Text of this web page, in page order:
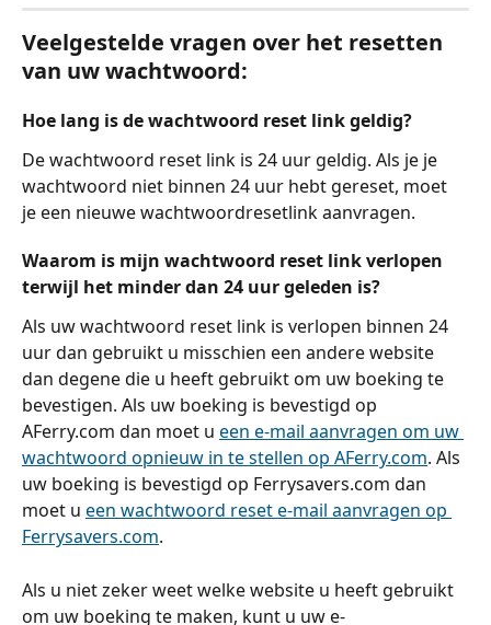
Veelgestelde vragen over het resetten
van uw wachtwoord:
Hoe lang is de wachtwoord reset link geldig?
De wachtwoord reset link is 24 uur geldig. Als je je
wachtwoord niet binnen 24 uur hebt gereset, moet
je een nieuwe wachtwoordresetlink aanvragen.
Waarom is mijn wachtwoord reset link verlopen
terwijl het minder dan 24 uur geleden is?
Als uw wachtwoord reset link is verlopen binnen 24
uur dan gebruikt u misschien een andere website
dan degene die u heeft gebruikt om uw boeking te
bevestigen. Als uw boeking is bevestigd op
AFerry.com dan moet u een e-mail aanvragen om uw
wachtwoord opnieuw in te stellen op AFerry.com. Als
uw boeking is bevestigd op Ferrysavers.com dan
moet u een wachtwoord reset e-mail aanvragen op
Ferrysavers.com.
Als u niet zeker weet welke website u heeft gebruikt
om uw boeking te maken, kunt u uw e-